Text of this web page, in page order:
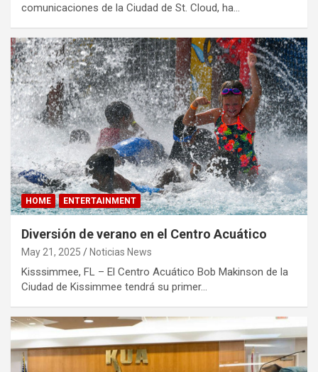
comunicaciones de la Ciudad de St. Cloud, ha…
HOME ENTERTAINMENT
Diversión de verano en el Centro Acuático
May 21, 2025 Noticias News
Kisssimmee, FL – El Centro Acuático Bob Makinson de la
Ciudad de Kissimmee tendrá su primer…